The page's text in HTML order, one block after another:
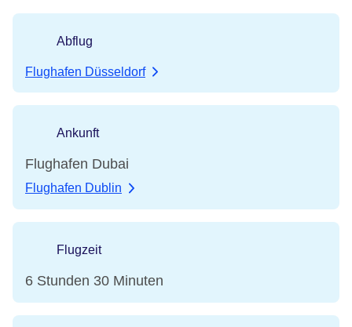
Abflug
Flughafen Düsseldorf
Ankunft
Flughafen Dubai
Flughafen Dublin
Flugzeit
6 Stunden 30 Minuten